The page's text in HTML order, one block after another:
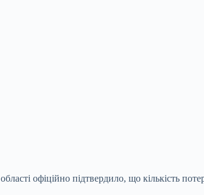
офіційно підтвердило, що кількість